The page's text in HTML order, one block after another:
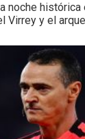
noche histórica
Virrey y el